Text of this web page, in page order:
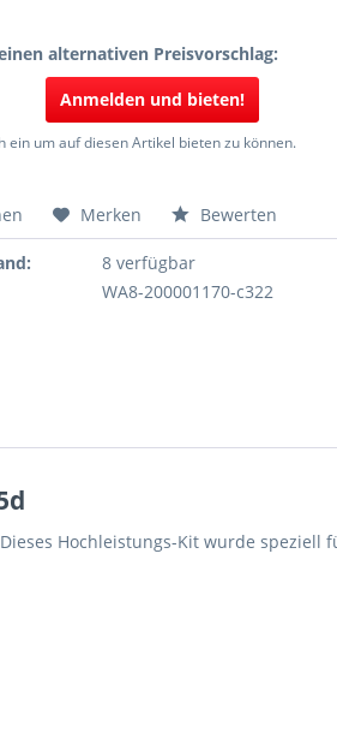
alternativen Preisvorschlag:
Anmelden und bieten!
ein um auf diesen Artikel bieten zu können.
Merken Bewerten
8 verfügbar
WA8-200001170-c322
Hochleistungs-Kit wurde speziell